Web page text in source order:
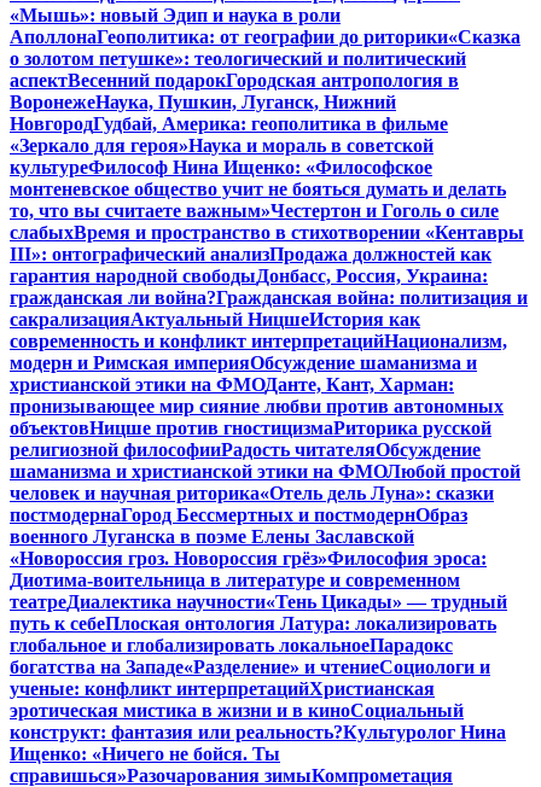
«Мышь»: новый Эдип и наука в роли
АполлонаГеополитика: от географии до риторики«Сказка
о золотом петушке»: теологический и политический
аспектВесенний подарокГородская антропология в
ВоронежеНаука, Пушкин, Луганск, Нижний
НовгородГудбай, Америка: геополитика в фильме
«Зеркало для героя»Наука и мораль в советской
культуреФилософ Нина Ищенко: «Философское
монтеневское общество учит не бояться думать и делать
то, что вы считаете важным»Честертон и Гоголь о силе
слабыхВремя и пространство в стихотворении «Кентавры
III»: онтографический анализПродажа должностей как
гарантия народной свободыДонбасс, Россия, Украина:
гражданская ли война?Гражданская война: политизация и
сакрализацияАктуальный НицшеИстория как
современность и конфликт интерпретацийНационализм,
модерн и Римская империяОбсуждение шаманизма и
христианской этики на ФМОДанте, Кант, Харман:
пронизывающее мир сияние любви против автономных
объектовНицше против гностицизмаРиторика русской
религиозной философииРадость читателяОбсуждение
шаманизма и христианской этики на ФМОЛюбой простой
человек и научная риторика«Отель дель Луна»: сказки
постмодернаГород Бессмертных и постмодернОбраз
военного Луганска в поэме Елены Заславской
«Новороссия гроз. Новороссия грёз»Философия эроса:
Диотима-воительница в литературе и современном
театреДиалектика научности«Тень Цикады» — трудный
путь к себеПлоская онтология Латура: локализировать
глобальное и глобализировать локальноеПарадокс
богатства на Западе«Разделение» и чтениеСоциологи и
ученые: конфликт интерпретацийХристианская
эротическая мистика в жизни и в киноСоциальный
конструкт: фантазия или реальность?Культуролог Нина
Ищенко: «Ничего не бойся. Ты
справишься»Разочарования зимыКомпрометация